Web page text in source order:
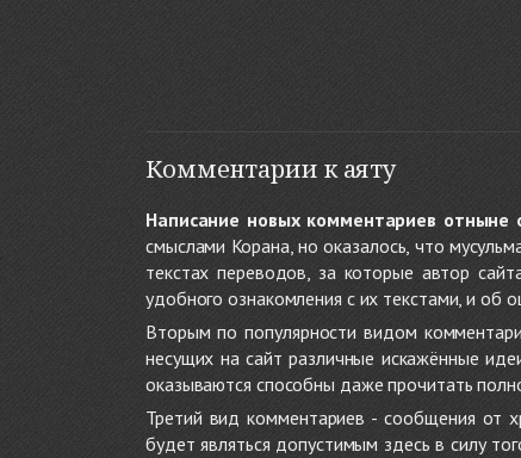
Комментарии к аяту
Написание новых комментариев отныне
смыслами Корана, но оказалось, что
текстах переводов, за которые автор
удобного ознакомления с их текстами, и об
Вторым по популярности видом
несущих на сайт различные искажённые
оказываются способны даже прочитать
Третий вид комментариев - сообщения от
будет являться допустимым здесь в силу